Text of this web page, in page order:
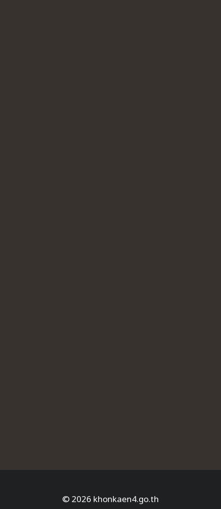
© 2026 khonkaen4.go.th